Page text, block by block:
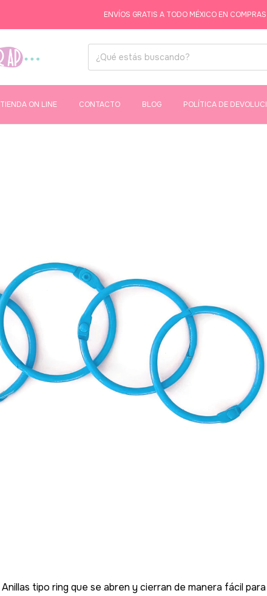
ENVÍOS GRATIS A TODO MÉXICO EN
TIENDA ON LINE CONTACTO BLOG POLÍTICA DE
Anillas tipo ring que se abren y cierran de manera fácil para